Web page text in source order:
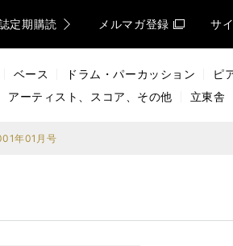
定期購読 メルマガ登録 サ
ベース ドラム・パーカッション ピ
アーティスト、スコア、その他
立東舎
年01月号